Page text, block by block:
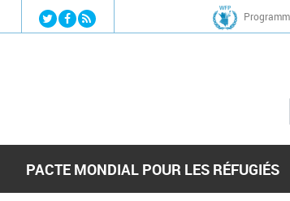
Jump to navigation
PACTE MONDIAL POUR LES RÉFUGIÉS